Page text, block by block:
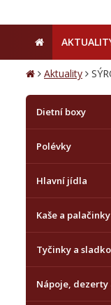
Aktuality
Dietní boxy
Polévky
Hlavní jídla
Kaše a palačinky
Tyčinky a
Nápoje,